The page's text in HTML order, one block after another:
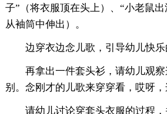
子”（将衣服顶在头上）、“小老鼠出
从袖筒中伸出）。
边穿衣边念儿歌，引导幼儿快乐
再拿出一件套头衫，请幼儿观
别。念刚才的儿歌来穿穿看，哎呀，
请幼儿讨论穿套头衣服的过程